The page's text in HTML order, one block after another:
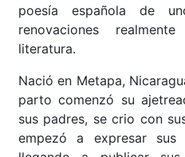
poesía española de
renovaciones
literatura.
Nació en Metapa,
parto comenzó su
sus padres, se crio con
empezó a expresar